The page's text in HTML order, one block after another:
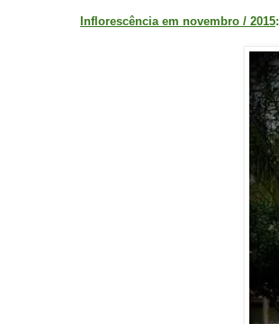
Inflorescência em novembro / 2015: